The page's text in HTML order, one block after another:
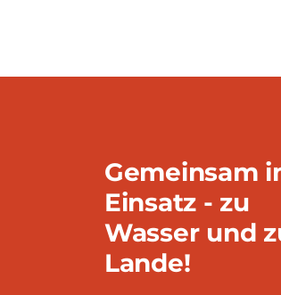
Gemeinsam
Einsatz - zu
Wasser und
Lande!